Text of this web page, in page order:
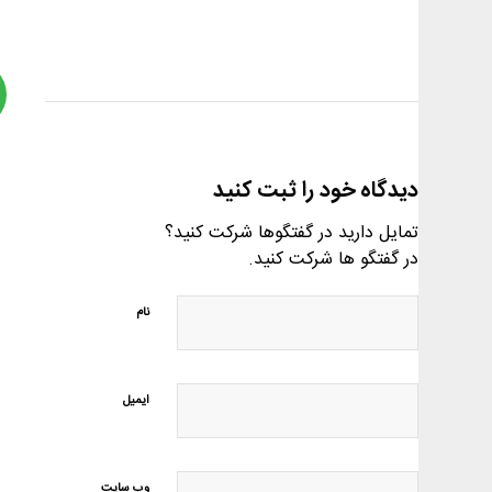
دیدگاه خود را ثبت کنید
تمایل دارید در گفتگوها شرکت کنید؟
در گفتگو ها شرکت کنید.
نام
ایمیل